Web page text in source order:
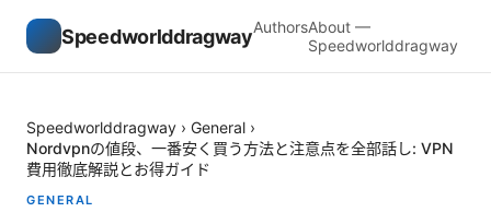
SpeedworlddragwayAuthorsAbout —
Speedworlddragway
Speedworlddragway › General ›
Nordvpnの値段、一番安く買う方法と注意点を全部話し: VPN
費用徹底解説とお得ガイド
GENERAL